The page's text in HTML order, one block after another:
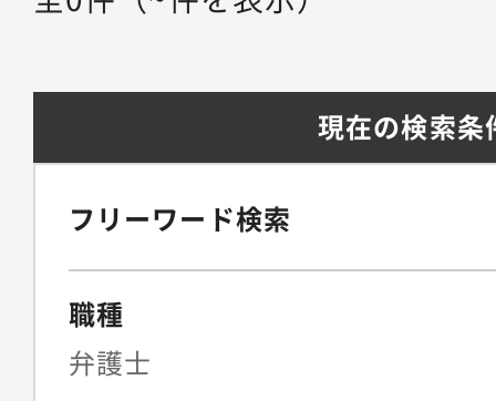
現在の検索条
フリーワード検索
職種
弁護士